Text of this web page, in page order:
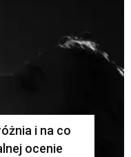
i na co
ocenie